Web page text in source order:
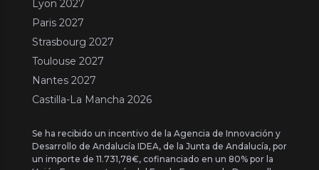
Lyon 2027
Paris 2027
Strasbourg 2027
Toulouse 2027
Nantes 2027
Castilla-La Mancha 2026
Se ha recibido un incentivo de la Agencia de Innovación y
Desarrollo de Andalucía IDEA, de la Junta de Andalucía, por
un importe de 11.731,78€, cofinanciado en un 80% por la